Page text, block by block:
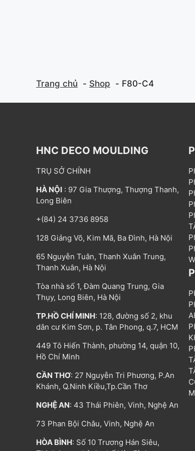
Trang chủ Shop F80-C4
HNC DECO MOULDING
TRỤ SỞ CHÍNH
HÀ NỘI : 97 Gia Thượng, Thượng Thanh,
Long Biên
+(84) 24 3736 8958
128 Giảng Võ, Kim Mã, Ba Đình, Hà Nội
65 Nguyễn Tuân, Thanh Xuân Trung,
Thanh Xuân, Hà Nội
Tòa nhà số 1, Đàm Quang Trung, Gia
Thụy, Long Biên, Hà Nội
TP.HỒ CHÍ MINH: 128, đường số 2, khu
dân cư Kim Sơn, p. Tân Phong, q.7, HCM
449 Tô Hiến Thành, phường 14, quận 10,
Hồ Chí Minh
CẦN THƠ: 27 Nguyễn Tri Phương, P.An
Khánh, Q.Ninh Kiều,Tp.Cần Thơ
NGHỆ AN: 43 Thái Phiên, Vinh, Nghệ An
73 Phan Bội Châu, Vinh, Nghệ An
HÒA BÌNH: Số 10 Trương Hán Siêu,